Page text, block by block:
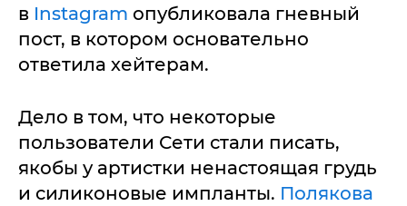
в Instagram опубликовала гневный
пост, в котором основательно
ответила хейтерам.
Дело в том, что некоторые
пользователи Сети стали писать,
якобы у артистки ненастоящая грудь
и силиконовые импланты. Полякова